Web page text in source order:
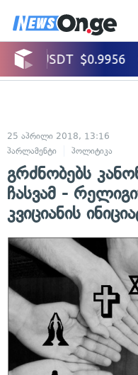
25 აპრილი 2018, 13:16
პარლამენტი
პოლიტიკა
გრძნობებს
ჩასვამ -
კვიციანის